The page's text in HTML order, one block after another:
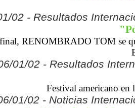
02 - Resultados
RENOMBRADO TOM se
01/02 - Resultados
Festival americano en
01/02 - Noticias